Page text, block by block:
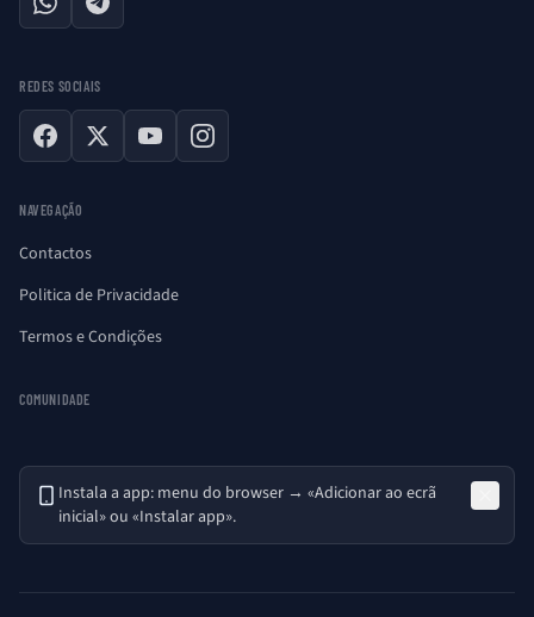
WhatsAppTelegram
REDES SOCIAIS
Facebook
X YouTubeInstagram
NAVEGAÇÃO
Contactos
Politica de Privacidade
Termos e Condições
COMUNIDADE
Instala a app: menu do browser → «Adicionar ao ecrã
inicial» ou «Instalar app».